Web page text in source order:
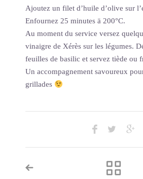
Ajoutez un filet d’huile d’olive sur
Enfournez 25 minutes ä 200°C.
Au moment du service versez
vinaigre de Xérès sur les légumes.
feuilles de basilic et servez tiède ou
Un accompagnement savoureux
grillades